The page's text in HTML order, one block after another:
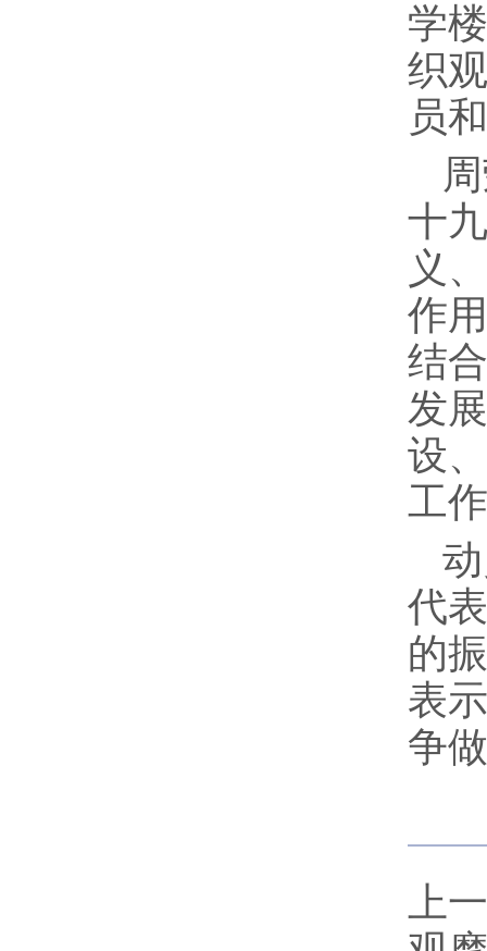
学
织
员
十
义
作
结
发
设
工
代
的
表
争
上